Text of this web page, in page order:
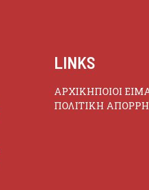
LINKS
ΑΡΧΙΚΗΠΟΙΟΙ
ΠΟΛΙΤΙΚΗ